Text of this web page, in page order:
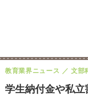
8
学生納付金や私
教育業界ニュース 文部